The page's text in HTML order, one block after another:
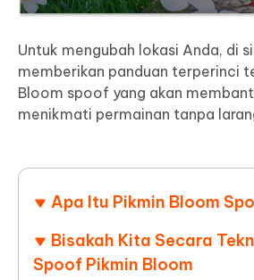
Untuk mengubah lokasi Anda, di
memberikan panduan terperinci
Bloom spoof yang akan
menikmati permainan tanpa
Apa Itu Pikmin Bloom
Bisakah Kita Secara
Spoof Pikmin Bloom